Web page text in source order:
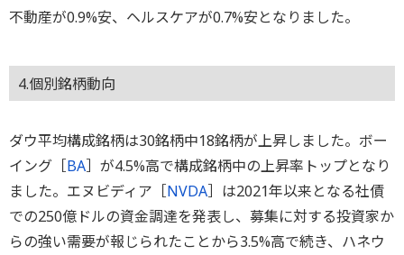
不動産が0.9%安、ヘルスケアが0.7%安となりました。
4.個別銘柄動向
ダウ平均構成銘柄は30銘柄中18銘柄が上昇しました。ボー
イング［BA］が4.5%高で構成銘柄中の上昇率トップとなり
ました。エヌビディア［NVDA］は2021年以来となる社債
での250億ドルの資金調達を発表し、募集に対する投資家か
らの強い需要が報じられたことから3.5%高で続き、ハネウ